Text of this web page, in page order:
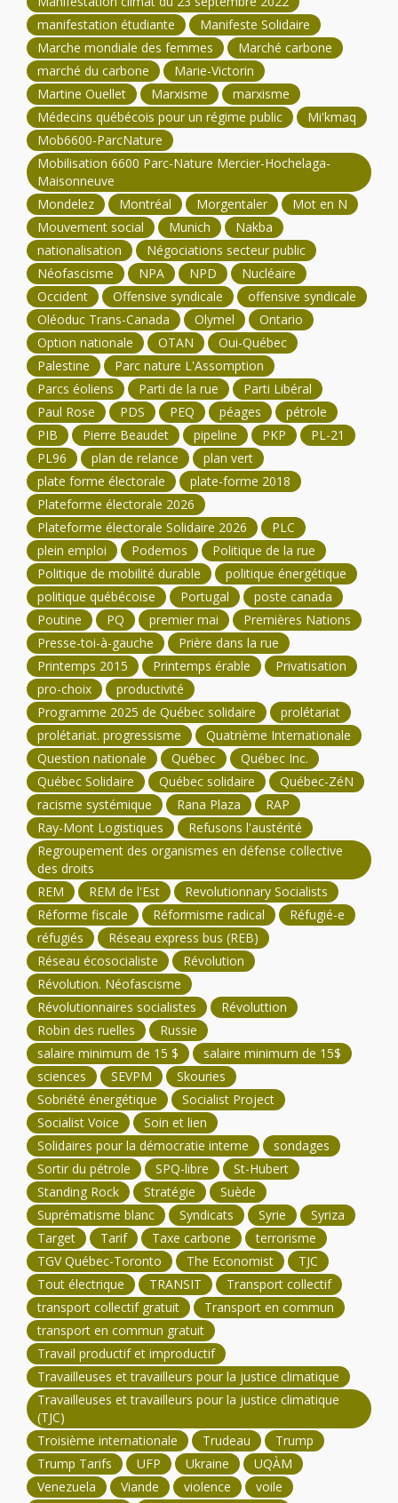
manifestation étudiante
Manifeste Solidaire
Marche mondiale des femmes
Marché carbone
marché du carbone
Marie-Victorin
Martine Ouellet
Marxisme
marxisme
Médecins québécois pour un régime public
Mi'kmaq
Mob6600-ParcNature
Mobilisation 6600 Parc-Nature Mercier-Hochelaga-
Maisonneuve
Mondelez
Montréal Morgentaler
Mot en N
Mouvement social
Munich
Nakba
nationalisation
Négociations secteur public
Néofascisme
NPA NPD
Nucléaire
Occident
Offensive syndicale
offensive syndicale
Oléoduc Trans-Canada
Olymel
Ontario
Option nationale
OTAN
Oui-Québec
Palestine
Parc nature L'Assomption
Parcs éoliens
Parti de la rue
Parti Libéral
Paul Rose
PDS PEQ péages
pétrole
PIB
Pierre Beaudet pipeline PKP
PL-21
PL96
plan de relance
plan vert
plate forme électorale
plate-forme 2018
Plateforme électorale 2026
Plateforme électorale Solidaire 2026
PLC
plein emploi
Podemos
Politique de la rue
Politique de mobilité durable
politique énergétique
politique québécoise
Portugal
poste canada
Poutine
PQ premier mai
Premières Nations
Presse-toi-à-gauche
Prière dans la rue
Printemps 2015
Printemps érable
Privatisation
pro-choix
productivité
Programme 2025 de Québec solidaire
prolétariat
prolétariat. progressisme
Quatrième Internationale
Question nationale
Québec
Québec Inc.
Québec Solidaire
Québec solidaire
Québec-ZéN
racisme systémique
Rana Plaza
RAP
Ray-Mont Logistiques
Refusons l'austérité
Regroupement des organismes en défense collective
des droits
REM
REM de l'Est
Revolutionnary Socialists
Réforme fiscale
Réformisme radical
Réfugié-e
réfugiés
Réseau express bus (REB)
Réseau écosocialiste
Révolution
Révolution. Néofascisme
Révolutionnaires socialistes
Révoluttion
Robin des ruelles
Russie
salaire minimum de 15 $
salaire minimum de 15$
sciences
SEVPM
Skouries
Sobriété énergétique
Socialist Project
Socialist Voice
Soin et lien
Solidaires pour la démocratie interne
sondages
Sortir du pétrole
SPQ-libre
St-Hubert
Standing Rock
Stratégie
Suède
Suprématisme blanc
Syndicats Syrie
Syriza
Target
Tarif Taxe carbone
terrorisme
TGV Québec-Toronto
The Economist
TJC
Tout électrique
TRANSIT
Transport collectif
transport collectif gratuit
Transport en commun
transport en commun gratuit
Travail productif et improductif
Travailleuses et travailleurs pour la justice climatique
Travailleuses et travailleurs pour la justice climatique
(TJC)
Troisième internationale
Trudeau
Trump
Trump Tarifs
UFP Ukraine
UQÀM
Venezuela
Viande violence
voile